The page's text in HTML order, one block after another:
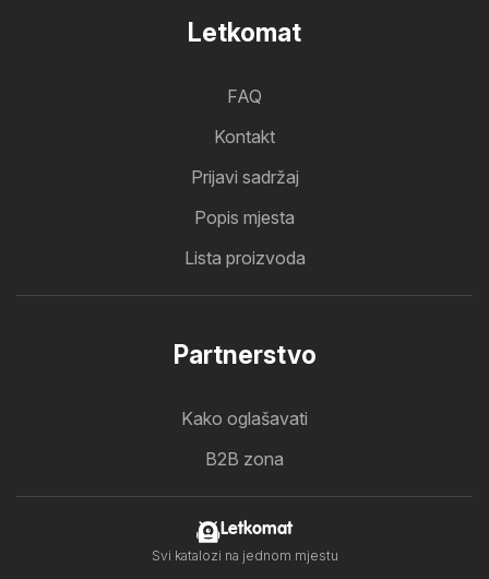
Letkomat
FAQ
Kontakt
Prijavi sadržaj
Popis mjesta
Lista proizvoda
Partnerstvo
Kako oglašavati
B2B zona
Letkomat
Svi katalozi na jednom mjestu